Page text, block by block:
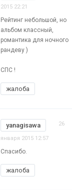
2015 22:21
Рейтинг небольшой, но
альбом классный,
романтика для ночного
рандеву )
СПС !
жалоба
yanagisawa 26
января 2015 12:57
Спасибо.
жалоба